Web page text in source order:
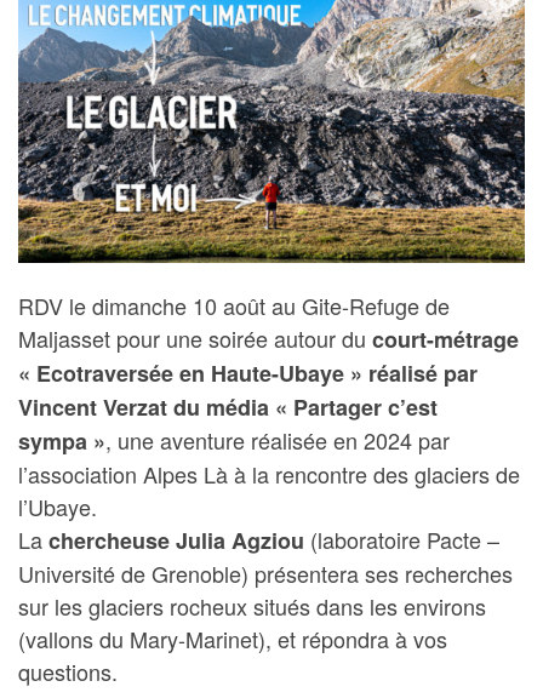
RDV le dimanche 10 août au Gite-Refuge de
Maljasset pour une soirée autour du court-métrage
« Ecotraversée en Haute-Ubaye » réalisé par
Vincent Verzat du média « Partager c’est
sympa », une aventure réalisée en 2024 par
l’association Alpes Là à la rencontre des glaciers de
l’Ubaye.
Lachercheuse Julia Agziou (laboratoire Pacte –
Université de Grenoble) présentera ses recherches
sur les glaciers rocheux situés dans les environs
(vallons du Mary-Marinet), et répondra à vos
questions.